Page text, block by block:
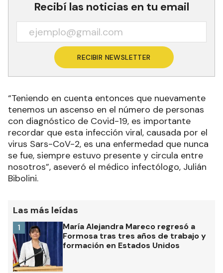
Recibí las noticias en tu email
RECIBIR NEWSLETTER
“Teniendo en cuenta entonces que nuevamente
tenemos un ascenso en el número de personas
con diagnóstico de Covid-19, es importante
recordar que esta infección viral, causada por el
virus Sars-CoV-2, es una enfermedad que nunca
se fue, siempre estuvo presente y circula entre
nosotros”, aseveró el médico infectólogo, Julián
Bibolini.
Las más leídas
María Alejandra Mareco regresó a
Formosa tras tres años de trabajo y
formación en Estados Unidos
1